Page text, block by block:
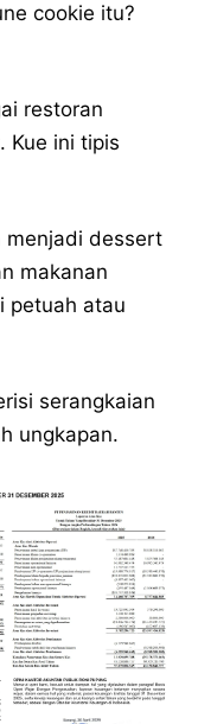
cookie itu?
restoran
Kue ini tipis
menjadi dessert
makanan
petuah atau
serangkaian
ungkapan.